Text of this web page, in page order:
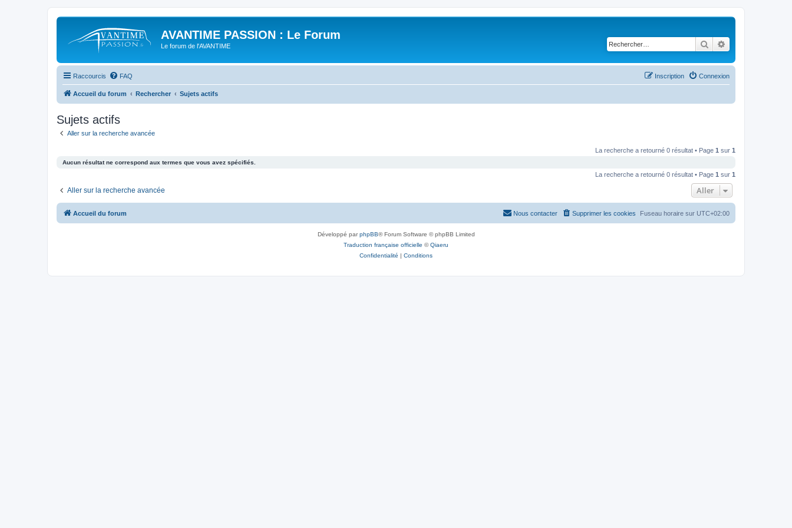
AVANTIME PASSION : Le Forum
Le forum de l'AVANTIME Rechercher
Raccourcis FAQ Connexion
Inscription
Accueil du forum Rechercher Sujets actifs
Sujets actifs
Aller sur la recherche avancée
La recherche a retourné 0 résultat • Page 1 sur 1
Aucun résultat ne correspond aux termes que vous avez spécifiés.
La recherche a retourné 0 résultat • Page 1 sur 1
Aller sur la recherche avancée Aller
Accueil du forum Fuseau horaire sur UTC+02:00
Supprimer les cookies
Nous contacter
Développé parphpBB® Forum Software © phpBB Limited
Traduction française officielle ©Qiaeru
Confidentialité | Conditions